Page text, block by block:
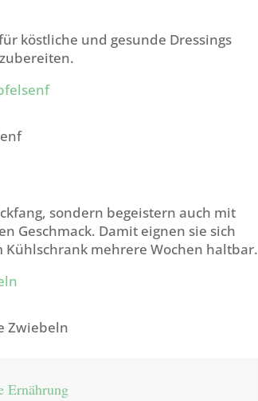
köstliche und gesunde Dressings
sondern begeistern auch mit
Geschmack. Damit eignen sie sich
mehrere Wochen haltbar.